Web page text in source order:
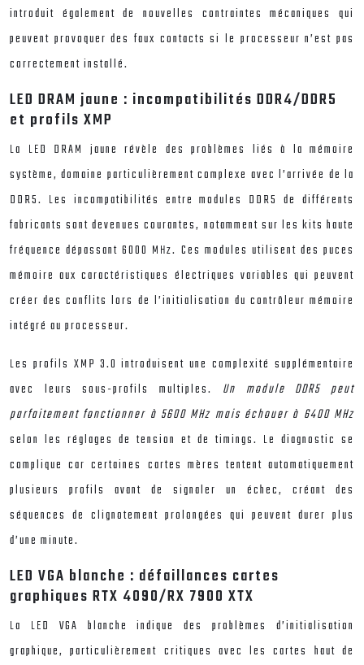
introduit également de nouvelles contraintes mécaniques qui
peuvent provoquer des faux contacts si le processeur n’est pas
correctement installé.
LED DRAM jaune : incompatibilités DDR4/DDR5
et profils XMP
La LED DRAM jaune révèle des problèmes liés à la mémoire
système, domaine particulièrement complexe avec l’arrivée de la
DDR5. Les incompatibilités entre modules DDR5 de différents
fabricants sont devenues courantes, notamment sur les kits haute
fréquence dépassant 6000 MHz. Ces modules utilisent des puces
mémoire aux caractéristiques électriques variables qui peuvent
créer des conflits lors de l’initialisation du contrôleur mémoire
intégré au processeur.
Les profils XMP 3.0 introduisent une complexité supplémentaire
avec leurs sous-profils multiples. Un module DDR5 peut
parfaitement fonctionner à 5600 MHz mais échouer à 6400 MHz
selon les réglages de tension et de timings. Le diagnostic se
complique car certaines cartes mères tentent automatiquement
plusieurs profils avant de signaler un échec, créant des
séquences de clignotement prolongées qui peuvent durer plus
d’une minute.
LED VGA blanche : défaillances cartes
graphiques RTX 4090/RX 7900 XTX
La LED VGA blanche indique des problèmes d’initialisation
graphique, particulièrement critiques avec les cartes haut de